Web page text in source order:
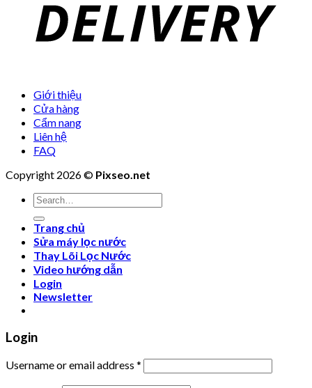
Giới thiệu
Cửa hàng
Cẩm nang
Liên hệ
FAQ
Copyright 2026 © Pixseo.net
Search
for:
Trang chủ
Sửa máy lọc nước
Thay Lõi Lọc Nước
Video hướng dẫn
Login
Newsletter
Login
Username or email address *